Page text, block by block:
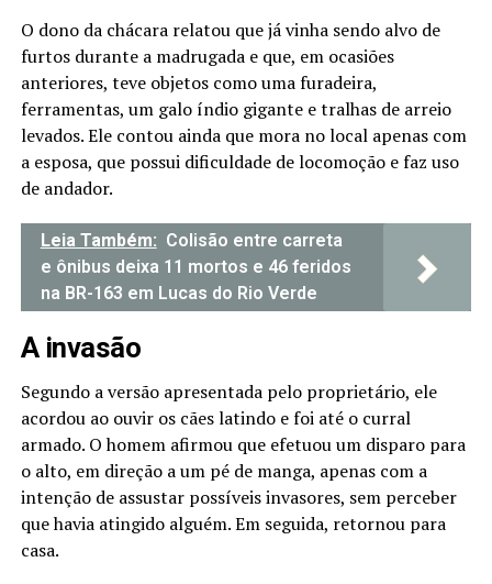
O dono da chácara relatou que já vinha sendo alvo de
furtos durante a madrugada e que, em ocasiões
anteriores, teve objetos como uma furadeira,
ferramentas, um galo índio gigante e tralhas de arreio
levados. Ele contou ainda que mora no local apenas com
a esposa, que possui dificuldade de locomoção e faz uso
de andador.
Leia Também: Colisão entre carreta
e ônibus deixa 11 mortos e 46 feridos
na BR-163 em Lucas do Rio Verde
A invasão
Segundo a versão apresentada pelo proprietário, ele
acordou ao ouvir os cães latindo e foi até o curral
armado. O homem afirmou que efetuou um disparo para
o alto, em direção a um pé de manga, apenas com a
intenção de assustar possíveis invasores, sem perceber
que havia atingido alguém. Em seguida, retornou para
casa.